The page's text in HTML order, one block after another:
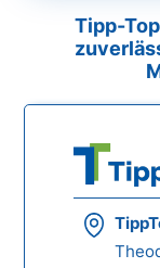
Tipp-